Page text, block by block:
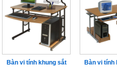
Bàn vi tính khung sắt
Bàn vi tính